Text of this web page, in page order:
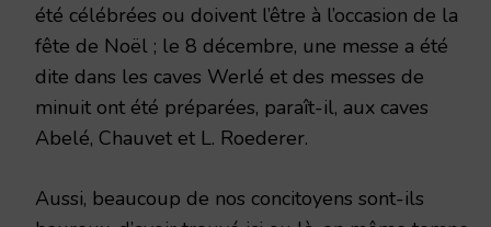
été célébrées ou doivent l’être à l’occasion de la
fête de Noël ; le 8 décembre, une messe a été
dite dans les caves Werlé et des messes de
minuit ont été préparées, paraît-il, aux caves
Abelé, Chauvet et L. Roederer.
Aussi, beaucoup de nos concitoyens sont-ils